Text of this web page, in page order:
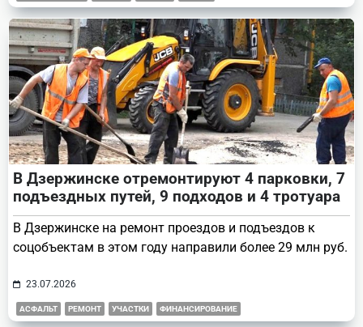
В Дзержинске отремонтируют 4 парковки, 7
подъездных путей, 9 подходов и 4 тротуара
В Дзержинске на ремонт проездов и подъездов к
соцобъектам в этом году направили более 29 млн руб.
23.07.2026
АСФАЛЬТ РЕМОНТ УЧАСТКИ ФИНАНСИРОВАНИЕ